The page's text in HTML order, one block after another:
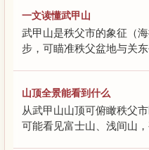
一文读懂武甲山
武甲山是秩父市的象征（
步，可瞄准秩父盆地与关东
山顶全景能看到什么
从武甲山山顶可俯瞰秩父
可能看见富士山、浅间山，